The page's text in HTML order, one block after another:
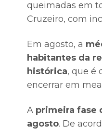
queimadas em
Cruzeiro, com
Em agosto, a
habitantes da
histórica, que é
encerrar em
Aprimeira fase
agosto. De